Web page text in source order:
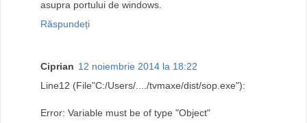
asupra portului de windows.
Răspundeți
Ciprian 12 noiembrie 2014 la 18:22
Line12 (File"C:/Users/..../tvmaxe/dist/sop.exe"):
Error: Variable must be of type "Object"